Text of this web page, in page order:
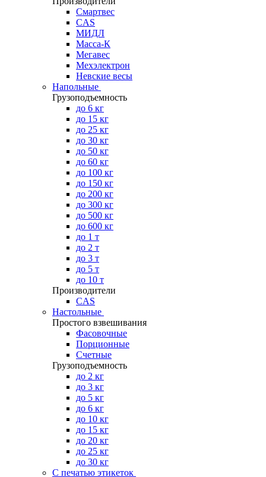
Смартвес
CAS
МИДЛ
Масса-К
Мегавес
Мехэлектрон
Невские весы
Напольные
Грузоподъемность
до 6 кг
до 15 кг
до 25 кг
до 30 кг
до 50 кг
до 60 кг
до 100 кг
до 150 кг
до 200 кг
до 300 кг
до 500 кг
до 600 кг
до 1 т
до 2 т
до 3 т
до 5 т
до 10 т
Производители
CAS
Настольные
Простого взвешивания
Фасовочные
Порционные
Счетные
Грузоподъемность
до 2 кг
до 3 кг
до 5 кг
до 6 кг
до 10 кг
до 15 кг
до 20 кг
до 25 кг
до 30 кг
С печатью этикеток